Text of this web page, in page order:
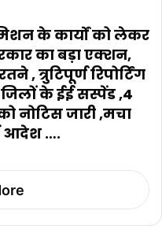
के कार्यों को लेकर
का बड़ा एक्शन,
, त्रुटिपूर्ण रिपोर्टिंग
के ईई सस्पेंड ,4
नोटिस जारी ,मचा
आदेश ….